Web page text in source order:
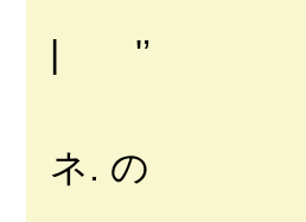
| '’
ネ. の